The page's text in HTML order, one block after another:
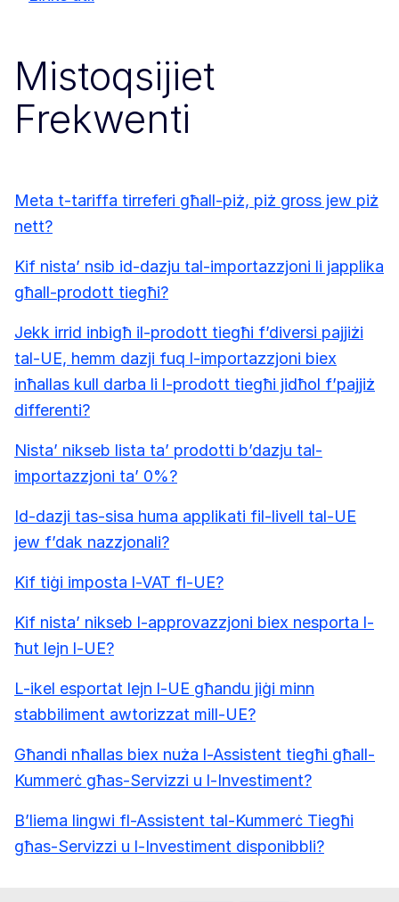
Mistoqsijiet
Frekwenti
Meta t-tariffa tirreferi għall-piż, piż gross jew piż
nett?
Kif nista’ nsib id-dazju tal-importazzjoni li japplika
għall-prodott tiegħi?
Jekk irrid inbigħ il-prodott tiegħi f’diversi pajjiżi
tal-UE, hemm dazji fuq l-importazzjoni biex
inħallas kull darba li l-prodott tiegħi jidħol f’pajjiż
differenti?
Nista’ nikseb lista ta’ prodotti b’dazju tal-
importazzjoni ta’ 0%?
Id-dazji tas-sisa huma applikati fil-livell tal-UE
jew f’dak nazzjonali?
Kif tiġi imposta l-VAT fl-UE?
Kif nista’ nikseb l-approvazzjoni biex nesporta l-
ħut lejn l-UE?
L-ikel esportat lejn l-UE għandu jiġi minn
stabbiliment awtorizzat mill-UE?
Għandi nħallas biex nuża l-Assistent tiegħi għall-
Kummerċ għas-Servizzi u l-Investiment?
B’liema lingwi fl-Assistent tal-Kummerċ Tiegħi
għas-Servizzi u l-Investiment disponibbli?